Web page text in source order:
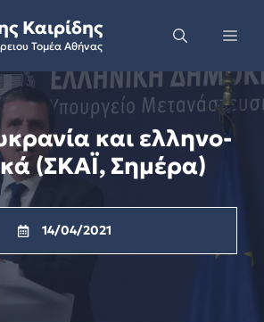
Καιρίδης
Τομέα Αθήνας
και ελληνο-
(ΣΚΑΪ, Σημέρα)
14/04/2021